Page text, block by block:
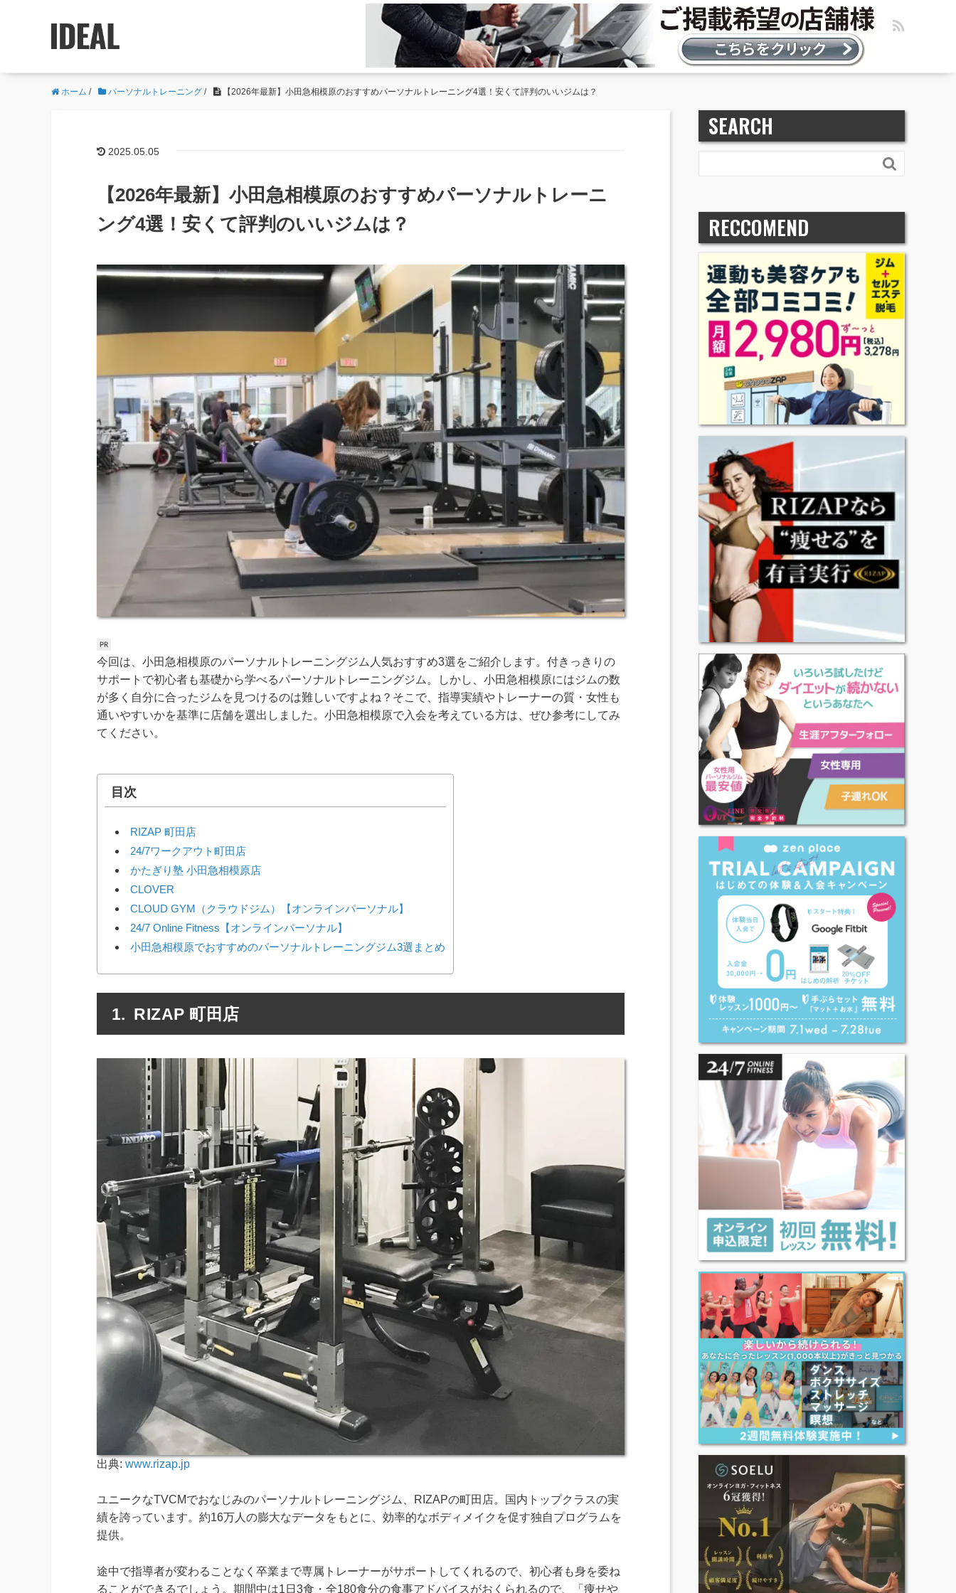
ホーム / パーソナルトレーニング / 【2026年最新】小田急相模原のおすすめパーソナルトレーニング4選！安くて評判のいいジムは？
2025.05.05
【2026年最新】小田急相模原のおすすめパーソナルトレーニ
ング4選！安くて評判のいいジムは？
今回は、小田急相模原のパーソナルトレーニングジム人気おすすめ3選をご紹介します。付きっきりの
サポートで初心者も基礎から学べるパーソナルトレーニングジム。しかし、小田急相模原にはジムの数
が多く自分に合ったジムを見つけるのは難しいですよね？そこで、指導実績やトレーナーの質・女性も
通いやすいかを基準に店舗を選出しました。小田急相模原で入会を考えている方は、ぜひ参考にしてみ
てください。
目次
RIZAP 町田店
24/7ワークアウト町田店
かたぎり塾 小田急相模原店
CLOVER
CLOUD GYM（クラウドジム）【オンラインパーソナル】
24/7 Online Fitness【オンラインパーソナル】
小田急相模原でおすすめのパーソナルトレーニングジム3選まとめ
RIZAP 町田店
出典: www.rizap.jp
ユニークなTVCMでおなじみのパーソナルトレーニングジム、RIZAPの町田店。国内トップクラスの実
績を誇っています。約16万人の膨大なデータをもとに、効率的なボディメイクを促す独自プログラムを
提供。
途中で指導者が変わることなく卒業まで専属トレーナーがサポートしてくれるので、初心者も身を委ね
ることができるでしょう。期間中は1日3食・全180食分の食事アドバイスがおくられるので、「痩せや
SEARCH

RECCOMEND